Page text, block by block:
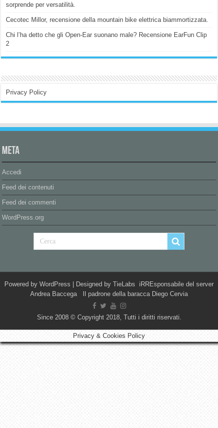
sorprende per versatilità.
Cecotec Millor, recensione della mountain bike elettrica biammortizzata.
Chi l’ha detto che gli Open-Ear suonano male? Recensione EarFun Clip
2
Privacy Policy
Meta
Accedi
Feed dei contenuti
Feed dei commenti
WordPress.org
Powered by WordPress | Designed by TieLabs iRREsponsabile del server
Andrea Baccega Il padrone della baracca Diego Cervia
Since 2008 © Copyright 2018, Tutti i diritti riservati.
Privacy & Cookies Policy